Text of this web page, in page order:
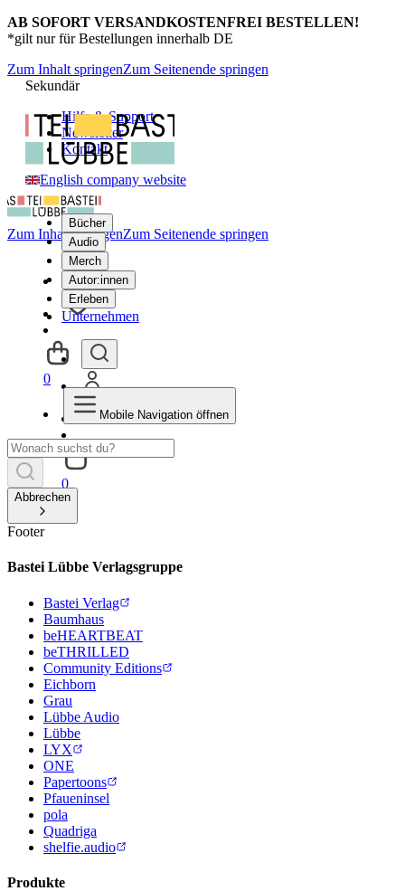
AB SOFORT VERSANDKOSTENFREI BESTELLEN!
*gilt nur für Bestellungen innerhalb DE
Zum Inhalt springenZum Seitenende springen
Sekundär
Hilfe & Support
Newsletter
Kontakt
English company website
Bücher
Audio
Merch
Autor:innen
Erleben
Unternehmen
0
Zum Inhalt springenZum Seitenende springen
0
Mobile Navigation öffnen
Abbrechen
Footer
Bastei Lübbe Verlagsgruppe
Bastei Verlag
Baumhaus
beHEARTBEAT
beTHRILLED
Community Editions
Eichborn
Grau
Lübbe Audio
Lübbe
LYX
ONE
Papertoons
Pfaueninsel
pola
Quadriga
shelfie.audio
Produkte